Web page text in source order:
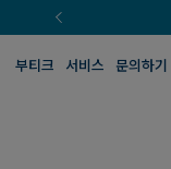
부티크 서비스 문의하기